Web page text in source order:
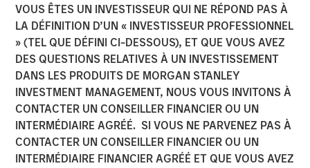
VOUS ÊTES UN INVESTISSEUR QUI NE RÉPOND PAS À
LA DÉFINITION D’UN « INVESTISSEUR PROFESSIONNEL
» (TEL QUE DÉFINI CI-DESSOUS), ET QUE VOUS AVEZ
DES QUESTIONS RELATIVES À UN INVESTISSEMENT
DANS LES PRODUITS DE MORGAN STANLEY
INVESTMENT MANAGEMENT, NOUS VOUS INVITONS À
CONTACTER UN CONSEILLER FINANCIER OU UN
INTERMÉDIAIRE AGRÉÉ. SI VOUS NE PARVENEZ PAS À
CONTACTER UN CONSEILLER FINANCIER OU UN
INTERMÉDIAIRE FINANCIER AGRÉÉ ET QUE VOUS AVEZ
2026 OUTLOOKS INSIGHTS
Commodity Market
Outlook: Trends Driving
Optimism in 2026